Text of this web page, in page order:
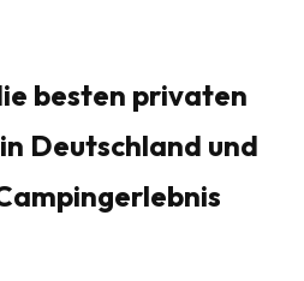
besten privaten
Deutschland und